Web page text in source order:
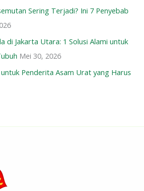
Sering Terjadi? Ini 7 Penyebab
di Jakarta Utara: 1 Solusi Alami untuk
Mei 30, 2026
Penderita Asam Urat yang Harus